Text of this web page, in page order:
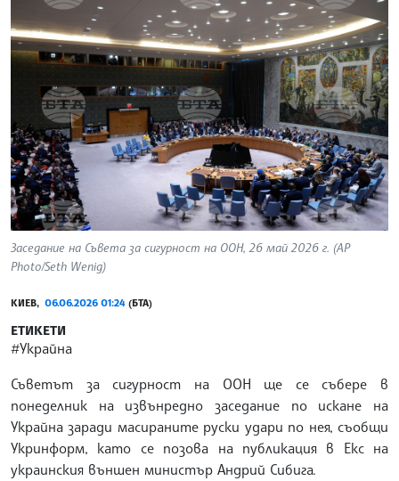
Заседание на Съвета за сигурност на ООН, 26 май 2026 г. (AP
Photo/Seth Wenig)
КИЕВ, 06.06.2026 01:24 (БТА)
ЕТИКЕТИ
#Украйна
Съветът за сигурност на ООН ще се събере в
понеделник на извънредно заседание по искане на
Украйна заради масираните руски удари по нея, съобщи
Укринформ, като се позова на публикация в Екс на
украинския външен министър Андрий Сибига.